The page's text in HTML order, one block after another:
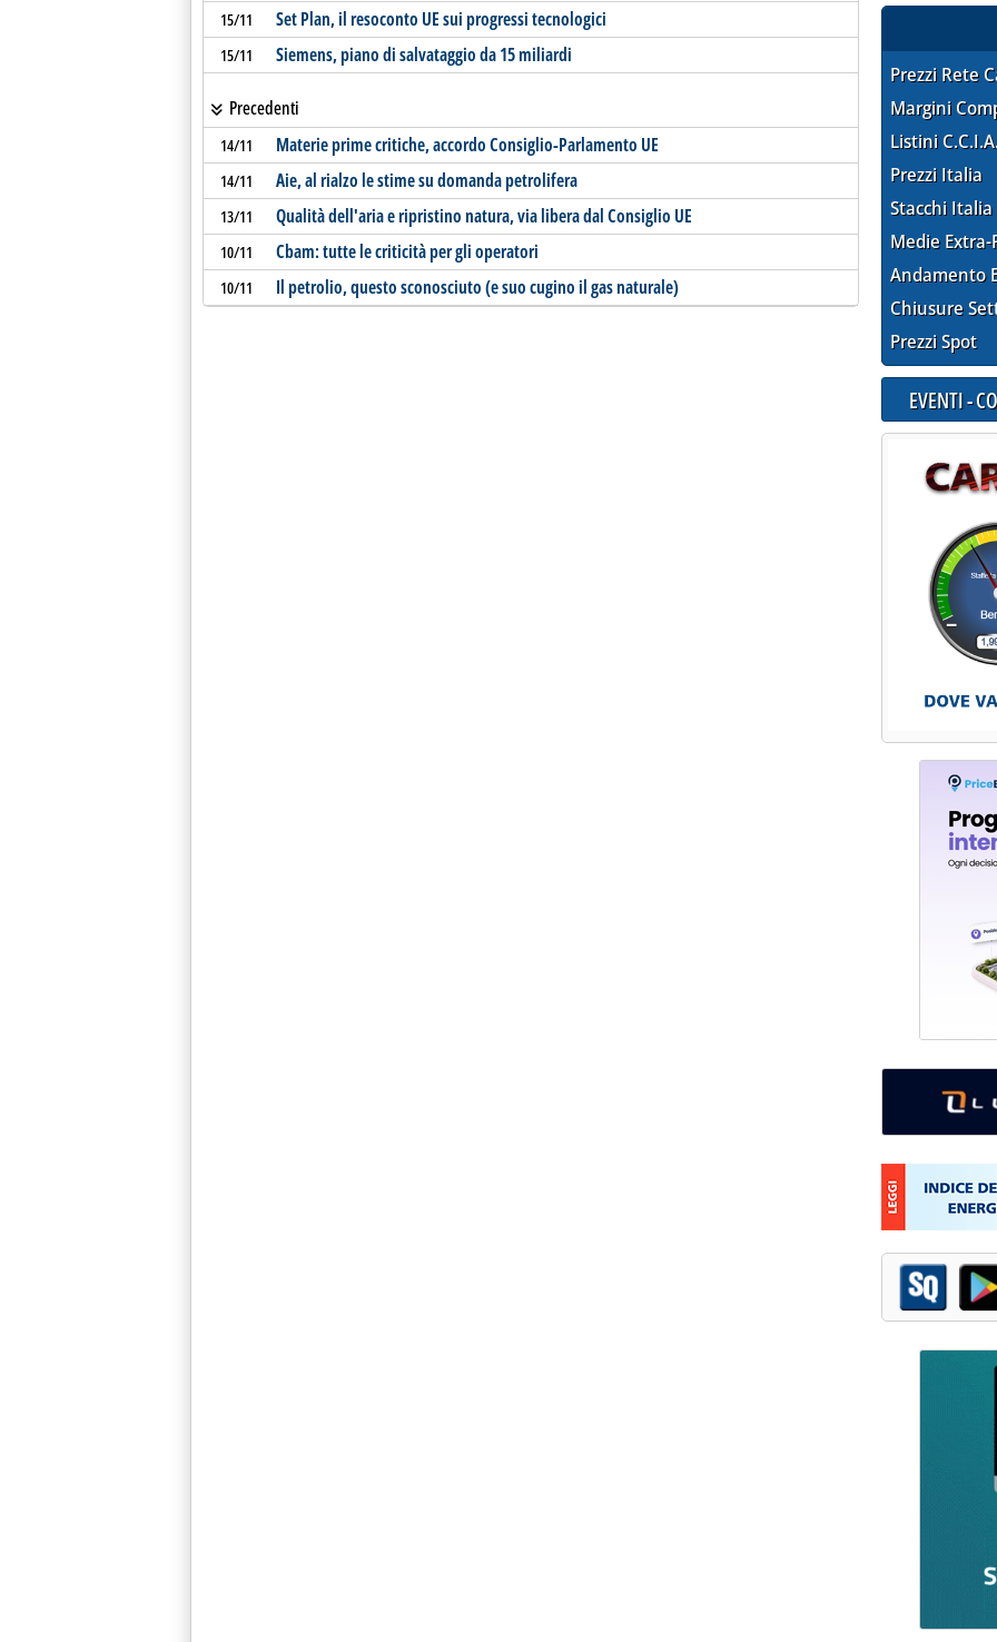
15/11 Set Plan, il resoconto UE sui progressi tecnologici
15/11 Siemens, piano di salvataggio da 15 miliardi
Precedenti
14/11 Materie prime critiche, accordo Consiglio-Parlamento UE
14/11 Aie, al rialzo le stime su domanda petrolifera
13/11 Qualità dell'aria e ripristino natura, via libera dal Consiglio UE
10/11 Cbam: tutte le criticità per gli operatori
10/11 Il petrolio, questo sconosciuto (e suo cugino il gas naturale)
Prezzi Rete
Margini
Listini
Prezzi Italia
Stacchi Italia
Medie Extra-
Andamento
Chiusure
Prezzi Spot
EVENTI -